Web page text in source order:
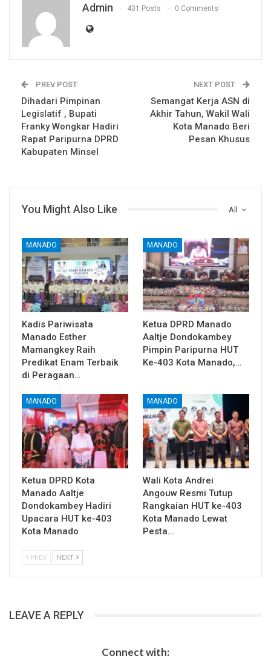
Admin 431 Posts 0 Comments
PREV POST
Dihadari Pimpinan
Legislatif , Bupati
Franky Wongkar Hadiri
Rapat Paripurna DPRD
Kabupaten Minsel
NEXT POST
Semangat Kerja ASN di
Akhir Tahun, Wakil Wali
Kota Manado Beri
Pesan Khusus
All
You Might Also Like
MANADO
Kadis Pariwisata
Manado Esther
Mamangkey Raih
Predikat Enam Terbaik
di Peragaan…
MANADO
Ketua DPRD Manado
Aaltje Dondokambey
Pimpin Paripurna HUT
Ke-403 Kota Manado,…
MANADO
Ketua DPRD Kota
Manado Aaltje
Dondokambey Hadiri
Upacara HUT ke-403
Kota Manado
MANADO
Wali Kota Andrei
Angouw Resmi Tutup
Rangkaian HUT ke-403
Kota Manado Lewat
Pesta…
PREV NEXT
LEAVE A REPLY
Connect with: